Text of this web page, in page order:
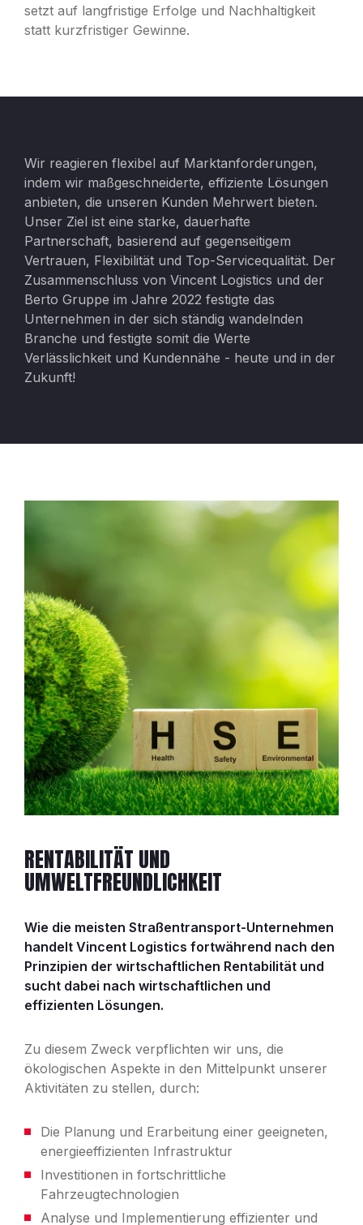
setzt auf langfristige Erfolge und Nachhaltigkeit
statt kurzfristiger Gewinne.
Wir reagieren flexibel auf Marktanforderungen,
indem wir maßgeschneiderte, effiziente Lösungen
anbieten, die unseren Kunden Mehrwert bieten.
Unser Ziel ist eine starke, dauerhafte
Partnerschaft, basierend auf gegenseitigem
Vertrauen, Flexibilität und Top-Servicequalität. Der
Zusammenschluss von Vincent Logistics und der
Berto Gruppe im Jahre 2022 festigte das
Unternehmen in der sich ständig wandelnden
Branche und festigte somit die Werte
Verlässlichkeit und Kundennähe - heute und in der
Zukunft!
RENTABILITÄT UND
UMWELTFREUNDLICHKEIT
Wie die meisten Straßentransport-Unternehmen
handelt Vincent Logistics fortwährend nach den
Prinzipien der wirtschaftlichen Rentabilität und
sucht dabei nach wirtschaftlichen und
effizienten Lösungen.
Zu diesem Zweck verpflichten wir uns, die
ökologischen Aspekte in den Mittelpunkt unserer
Aktivitäten zu stellen, durch:
Die Planung und Erarbeitung einer geeigneten,
energieeffizienten Infrastruktur
Investitionen in fortschrittliche
Fahrzeugtechnologien
Analyse und Implementierung effizienter und